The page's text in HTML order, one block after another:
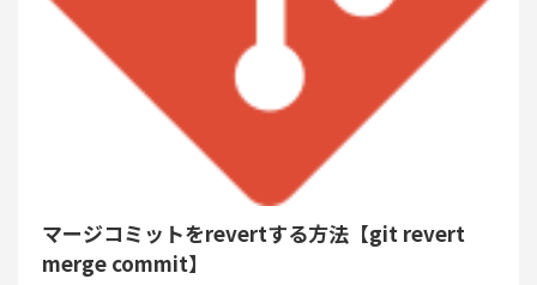
マージコミットをrevertする方法【git revert
merge commit】